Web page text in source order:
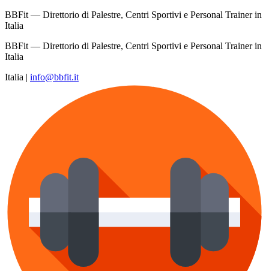
BBFit — Direttorio di Palestre, Centri Sportivi e Personal Trainer in
Italia
BBFit — Direttorio di Palestre, Centri Sportivi e Personal Trainer in
Italia
Italia | info@bbfit.it